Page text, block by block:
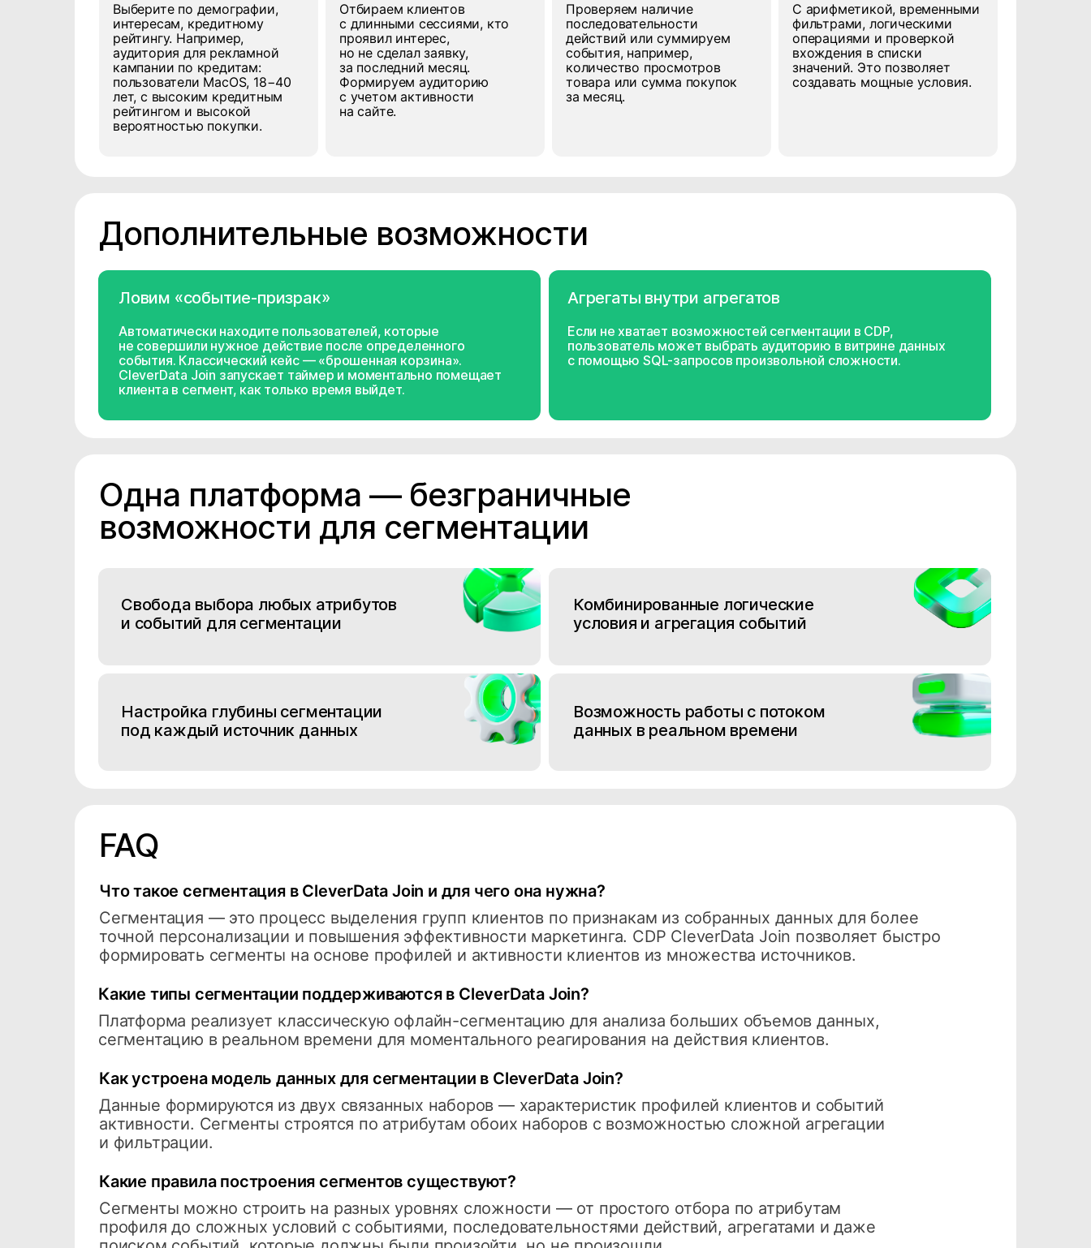
Выберите по демографии,
интересам, кредитному
рейтингу. Например,
аудитория для рекламной
кампании по кредитам:
пользователи MacOS, 18−40
лет, с высоким кредитным
рейтингом и высокой
вероятностью покупки.
Отбираем клиентов
с длинными сессиями, кто
проявил интерес,
но не сделал заявку,
за последний месяц.
Формируем аудиторию
с учетом активности
на сайте.
Проверяем наличие
последовательности
действий или суммируем
события, например,
количество просмотров
товара или сумма покупок
за месяц.
С арифметикой, временными
фильтрами, логическими
операциями и проверкой
вхождения в списки
значений. Это позволяет
создавать мощные условия.
Дополнительные возможности
Ловим «событие-призрак»
Если не хватает возможностей сегментации в CDP,
пользователь может выбрать аудиторию в витрине данных
с помощью SQL-запросов произвольной сложности.
Автоматически находите пользователей, которые
не совершили нужное действие после определенного
события. Классический кейс — «брошенная корзина».
CleverData Join запускает таймер и моментально помещает
клиента в сегмент, как только время выйдет.
Агрегаты внутри агрегатов
Одна платформа — безграничные
возможности для сегментации
Свобода выбора любых атрибутов
и событий для сегментации
Комбинированные логические
условия и агрегация событий
Настройка глубины сегментации
под каждый источник данных
Возможность работы с потоком
данных в реальном времени
FAQ
Как устроена модель данных для сегментации в CleverData Join?
Данные формируются из двух связанных наборов — характеристик профилей клиентов и событий
активности. Сегменты строятся по атрибутам обоих наборов с возможностью сложной агрегации
и фильтрации.
Какие правила построения сегментов существуют?
Сегменты можно строить на разных уровнях сложности — от простого отбора по атрибутам
профиля до сложных условий с событиями, последовательностями действий, агрегатами и даже
Сегментация — это процесс выделения групп клиентов по признакам из собранных данных для более
точной персонализации и повышения эффективности маркетинга. CDP CleverData Join позволяет быстро
формировать сегменты на основе профилей и активности клиентов из множества источников.
Какие типы сегментации поддерживаются в CleverData Join?
Платформа реализует классическую офлайн-сегментацию для анализа больших объемов данных,
сегментацию в реальном времени для моментального реагирования на действия клиентов.
Что такое сегментация в CleverData Join и для чего она нужна?